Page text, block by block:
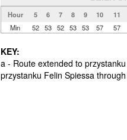
Hour 5 6 7 8 9 10
11
Min
52 53 52 53 53 57 57
KEY:
a - Route extended to
przystanku Felin Spiessa